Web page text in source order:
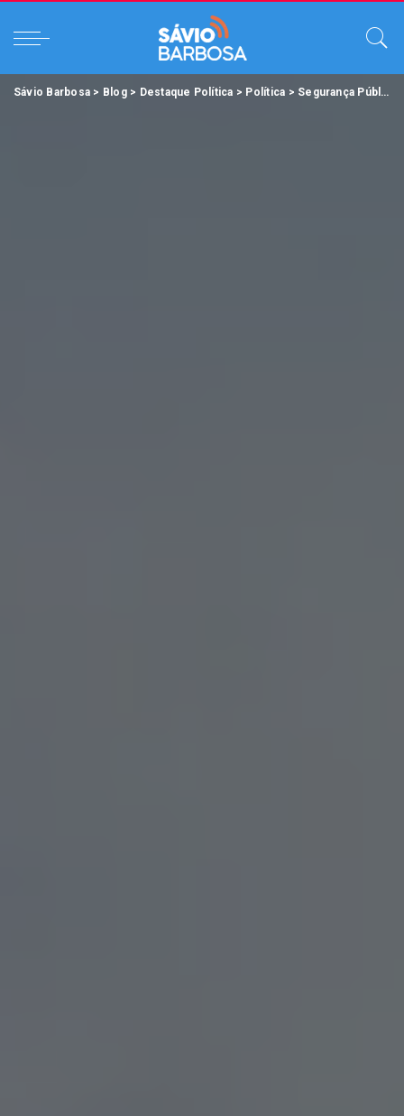
Sávio Barbosa > Blog> Destaque Política > Política > Segurança Pública